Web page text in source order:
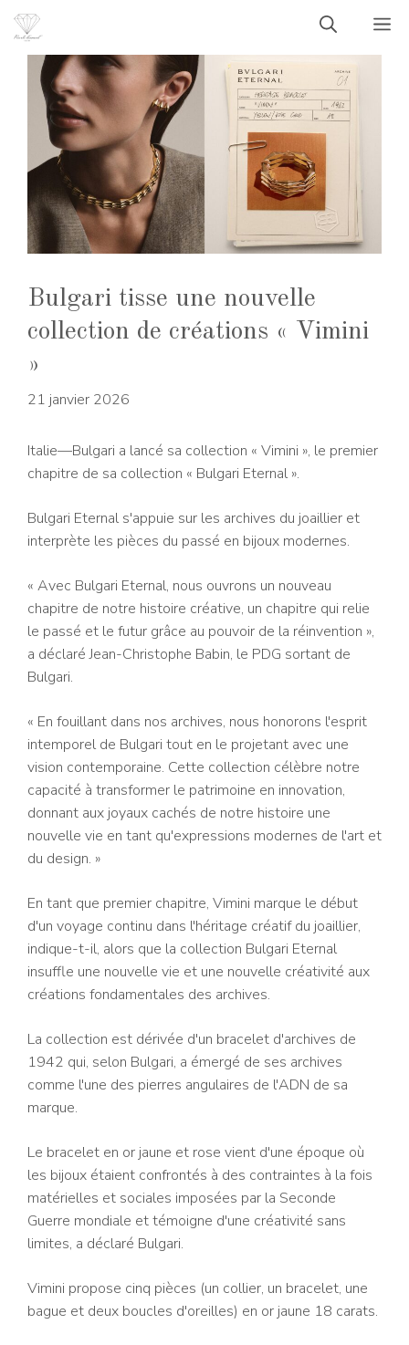
Aller
contenu
Bulgari tisse une nouvelle
collection de créations « Vimini
»
21 janvier 2026
Italie—Bulgari a lancé sa collection « Vimini », le premier
chapitre de sa collection « Bulgari Eternal ».
Bulgari Eternal s'appuie sur les archives du joaillier et
interprète les pièces du passé en bijoux modernes.
« Avec Bulgari Eternal, nous ouvrons un nouveau
chapitre de notre histoire créative, un chapitre qui relie
le passé et le futur grâce au pouvoir de la réinvention »,
a déclaré Jean-Christophe Babin, le PDG sortant de
Bulgari.
« En fouillant dans nos archives, nous honorons l'esprit
intemporel de Bulgari tout en le projetant avec une
vision contemporaine. Cette collection célèbre notre
capacité à transformer le patrimoine en innovation,
donnant aux joyaux cachés de notre histoire une
nouvelle vie en tant qu'expressions modernes de l'art et
du design. »
En tant que premier chapitre, Vimini marque le début
d'un voyage continu dans l'héritage créatif du joaillier,
indique-t-il, alors que la collection Bulgari Eternal
insuffle une nouvelle vie et une nouvelle créativité aux
créations fondamentales des archives.
La collection est dérivée d'un bracelet d'archives de
1942 qui, selon Bulgari, a émergé de ses archives
comme l'une des pierres angulaires de l'ADN de sa
marque.
Le bracelet en or jaune et rose vient d'une époque où
les bijoux étaient confrontés à des contraintes à la fois
matérielles et sociales imposées par la Seconde
Guerre mondiale et témoigne d'une créativité sans
limites, a déclaré Bulgari.
Vimini propose cinq pièces (un collier, un bracelet, une
bague et deux boucles d'oreilles) en or jaune 18 carats.